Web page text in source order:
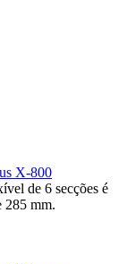
X-800
de 6 secções é
285 mm.